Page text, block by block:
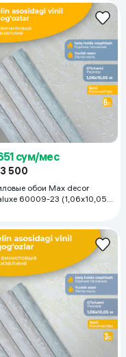
сум/мес
500
обои Max decor
60009-23 (1,06х10,05